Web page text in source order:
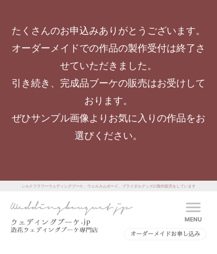
たくさんのお申込みありがとうございます。
オーダーメイドでの作品の製作受付は終了さ
せていただきました。
引き続き、完成品ブーケの販売はお受けして
おります。
ぜひサンプル画像よりお気に入りの作品をお
選びください。
シルクフラワーウェディングブーケ、ウェルカムボード、ブライダルグッズの製作販売をしています
MENU
オーダーメイドお申し込み